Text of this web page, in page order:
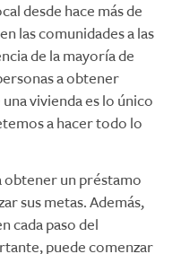
desde hace más de
las comunidades a las
de la mayoría de
a obtener
vivienda es lo único
a hacer todo lo
obtener un préstamo
sus metas. Además,
cada paso del
puede comenzar